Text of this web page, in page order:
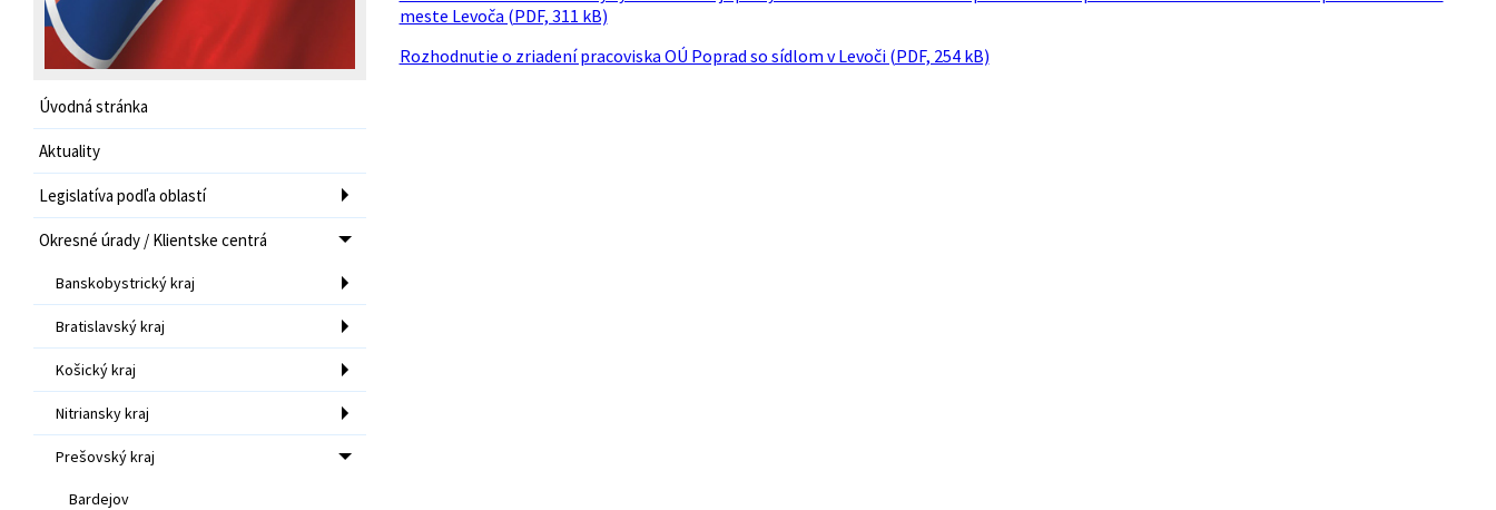
Úvodná stránka
Aktuality
Legislatíva podľa oblastí
Okresné úrady / Klientske centrá
Banskobystrický kraj
Bratislavský kraj
Košický kraj
Nitriansky kraj
Prešovský kraj
Bardejov
meste Levoča (PDF, 311 kB)
Rozhodnutie o zriadení pracoviska OÚ Poprad so sídlom v Levoči (PDF, 254 kB)